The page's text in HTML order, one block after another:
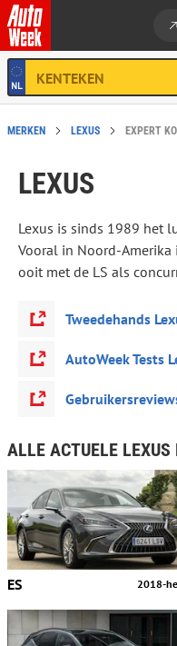
Ga naar de inhoud
MERKEN LEXUS EXPERT
LEXUS
Lexus is sinds 1989 het
Vooral in Noord-Amerika
ooit met de LS als
Tweedehands
AutoWeek Tests
ALLE ACTUELE LEXUS
ES 2018-